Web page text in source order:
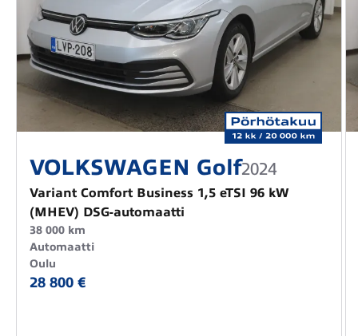
VOLKSWAGEN Golf2024
Variant Comfort Business 1,5 eTSI 96 kW
(MHEV) DSG-automaatti
38 000 km
Automaatti
Oulu
28 800 €